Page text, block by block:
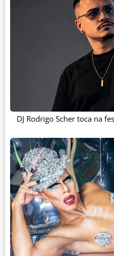
DJ Rodrigo Scher toca na